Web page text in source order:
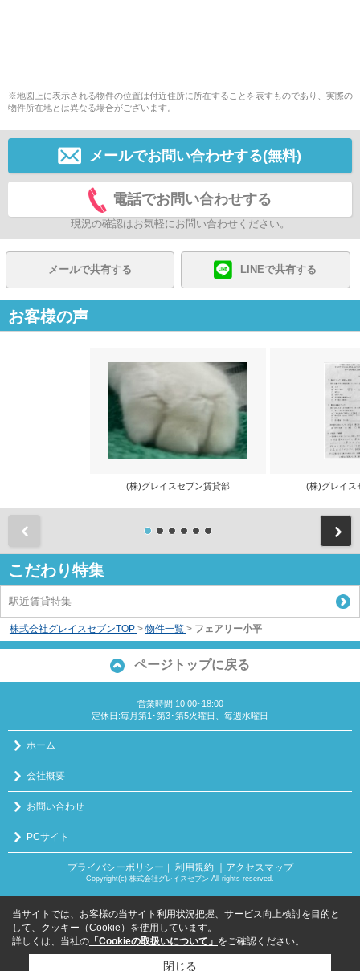
※地図上に表示される物件の位置は付近住所に所在することを表すものであり、実際の
物件所在地とは異なる場合がございます。
メールでお問い合わせする(無料)
電話でお問い合わせする
現況の確認はお気軽にお問い合わせください。
メールで共有する LINEで共有する
お客様の声
(株)グレイスセブン賃貸部 (株)グレイス
こだわり特集
駅近賃貸特集
株式会社グレイスセブンTOP > 物件一覧 > フェアリー小平
ページトップに戻る
営業時間:10:00~18:00
定休日:毎月第1･第3･第5火曜日、毎週水曜日
ホーム
会社概要
お問い合わせ
PCサイト
プライバシーポリシー 利用規約 ｜アクセスマップ
Copyright(c) 株式会社グレイスセブン All rights reserved.
当サイトでは、お客様の当サイト利用状況把握、サービス向上検討を目的と
して、クッキー（Cookie）を使用しています。
詳しくは、当社の 「Cookieの取扱いについて」 をご確認ください。
閉じる